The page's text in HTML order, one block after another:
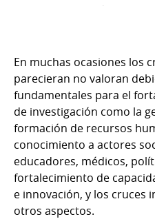
En muchas ocasiones los
parecieran no valoran
fundamentales para el
de investigación como la
formación de recursos
conocimiento a actores
educadores, médicos,
fortalecimiento de
e innovación, y los cruces
otros aspectos.